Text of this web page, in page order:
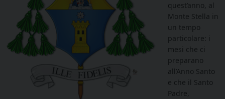
quest’anno, al
Monte Stella in
un tempo
particolare: i
mesi che ci
preparano
all’Anno Santo
e che il Santo
Padre,